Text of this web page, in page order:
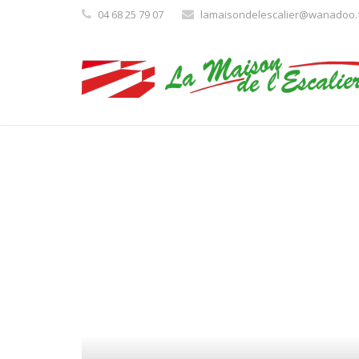
04 68 25 79 07